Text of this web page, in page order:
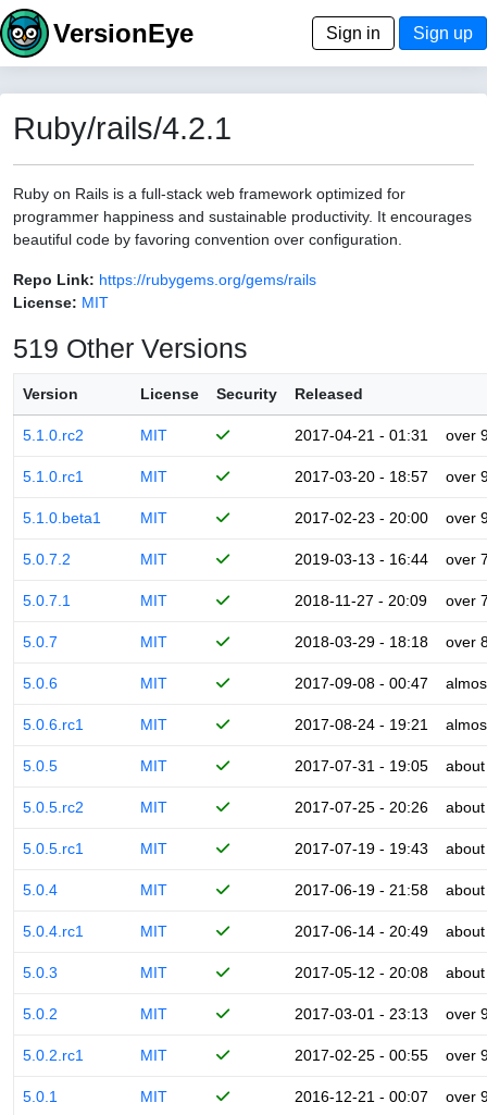
VersionEye Sign in Sign up
Ruby/rails/4.2.1
Ruby on Rails is a full-stack web framework optimized for
programmer happiness and sustainable productivity. It encourages
beautiful code by favoring convention over configuration.
Repo Link: https://rubygems.org/gems/rails
License: MIT
519 Other Versions
Version License Security Released
5.1.0.rc2 MIT 2017-04-21 - 01:31 over
5.1.0.rc1 MIT 2017-03-20 - 18:57 over
5.1.0.beta1 MIT 2017-02-23 - 20:00 over
5.0.7.2 MIT 2019-03-13 - 16:44 over
5.0.7.1 MIT 2018-11-27 - 20:09 over
5.0.7 MIT 2018-03-29 - 18:18 over
5.0.6 MIT 2017-09-08 - 00:47
5.0.6.rc1 MIT 2017-08-24 - 19:21
5.0.5 MIT 2017-07-31 - 19:05
5.0.5.rc2 MIT 2017-07-25 - 20:26
5.0.5.rc1 MIT 2017-07-19 - 19:43
5.0.4 MIT 2017-06-19 - 21:58
5.0.4.rc1 MIT 2017-06-14 - 20:49
5.0.3 MIT 2017-05-12 - 20:08
5.0.2 MIT 2017-03-01 - 23:13 over
5.0.2.rc1 MIT 2017-02-25 - 00:55 over
5.0.1 MIT 2016-12-21 - 00:07 over